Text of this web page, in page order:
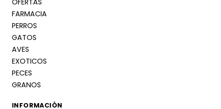
FARMACIA
PERROS
GATOS
AVES
EXOTICOS
PECES
GRANOS
INFORMACIÓN